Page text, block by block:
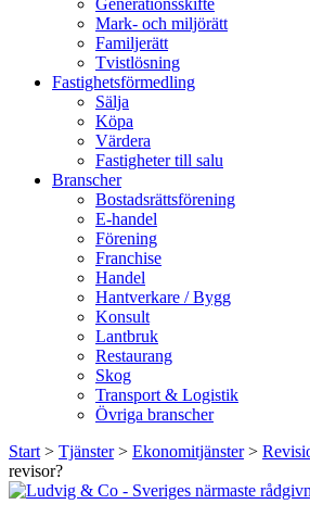
Generationsskifte
Mark- och miljörätt
Familjerätt
Tvistlösning
Fastighetsförmedling
Sälja
Köpa
Värdera
Fastigheter till salu
Branscher
Bostadsrättsförening
E-handel
Förening
Franchise
Handel
Hantverkare / Bygg
Konsult
Lantbruk
Restaurang
Skog
Transport & Logistik
Övriga branscher
Start > Tjänster> Ekonomitjänster>
revisor?